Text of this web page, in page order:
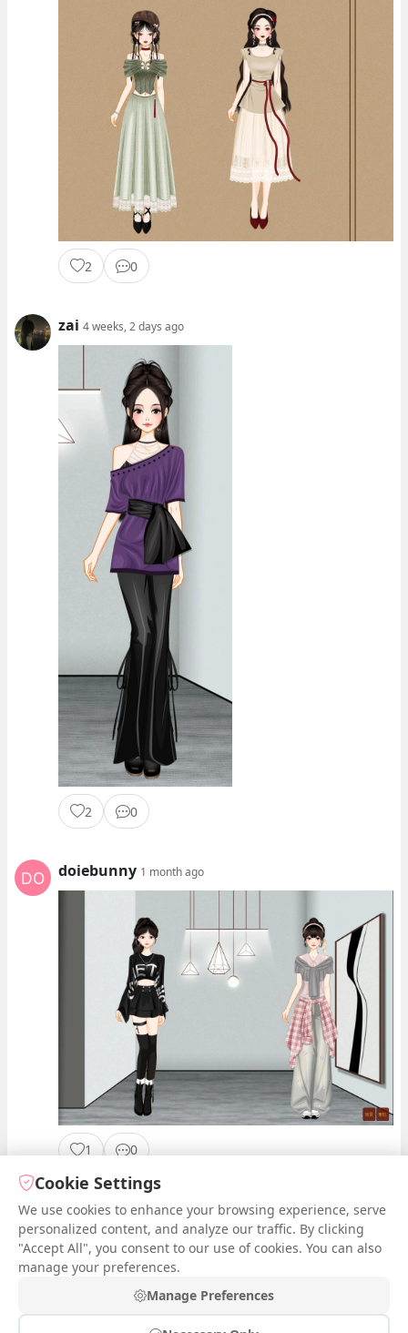
2 0
zai 4 weeks, 2 days ago
2 0
doiebunny 1 month ago
1 0
1 2 Next
เพื่อโพสต์ความคิดเห็นและแชร์ผลงานของคุณ
Cookie Settings
We use cookies to enhance your browsing experience, serve
personalized content, and analyze our traffic. By clicking
"Accept All", you consent to our use of cookies. You can also
manage your preferences.
Manage Preferences